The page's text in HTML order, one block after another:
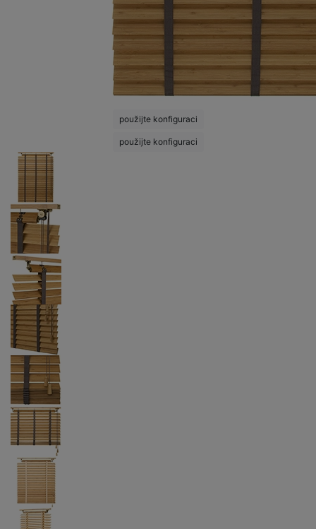
použijte konfiguraci
použijte konfiguraci